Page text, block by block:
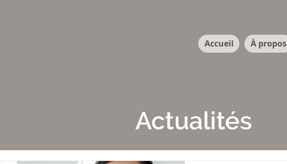
Accueil À propos
Actualités